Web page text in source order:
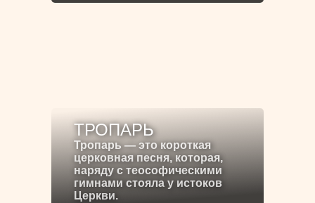
ТРОПАРЬ
Тропарь — это короткая
церковная песня, которая,
наряду с теософическими
гимнами стояла у истоков
Церкви.